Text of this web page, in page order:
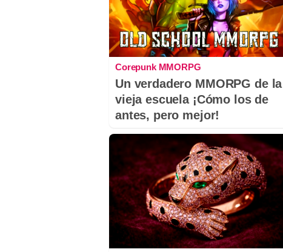
Corepunk MMORPG
Un verdadero MMORPG de la
vieja escuela ¡Cómo los de
antes, pero mejor!